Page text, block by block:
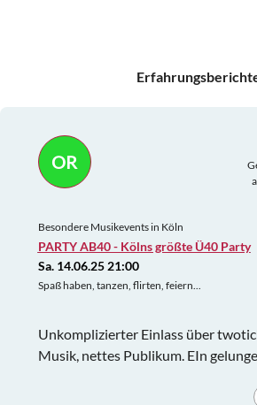
OR
Besondere Musikevents in Köln
PARTY AB40 - Kölns größte Ü40 Party
Sa. 14.06.25 21:00
Spaß haben, tanzen, flirten, feiern...
Unkomplizierter Einlass über
Musik, nettes Publikum. EIn